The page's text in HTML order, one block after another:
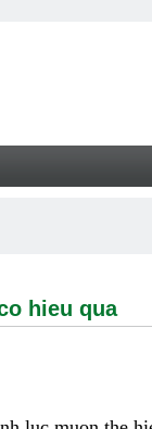
- Welcome
hieu qua